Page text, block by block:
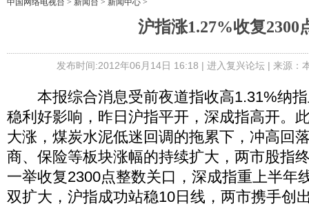
中国网络电视台 > 新闻台 > 新闻中心 >
沪指涨1.27%收复2300
发布时间:2012年06月14日 16:18 | 进入复兴论坛| 来源：
本报综合消息受前夜道指收高1.31%纳指
稳利好影响，昨日沪指平开，深成指高开。
大涨，煤炭水泥低迷回调的拖累下，冲高回
商、保险等板块涨幅的持续扩大，两市股指
一举收复2300点整数关口，深成指重上半年
双扩大，沪指成功站稳10日线，两市携手创